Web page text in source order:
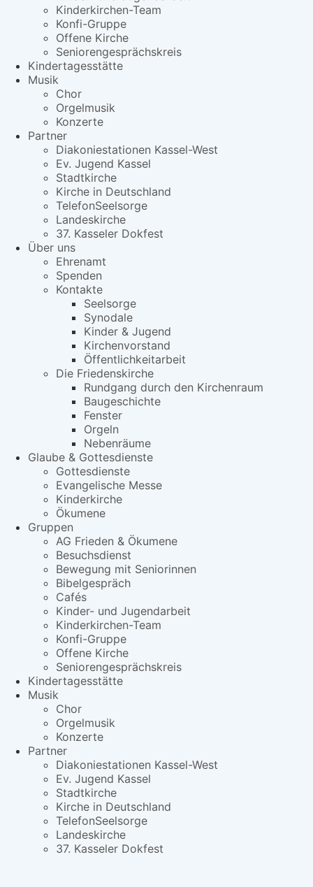
Kinderkirchen-Team
Konfi-Gruppe
Offene Kirche
Seniorengesprächskreis
Kindertagesstätte
Musik
Chor
Orgelmusik
Konzerte
Partner
Diakoniestationen Kassel-West
Ev. Jugend Kassel
Stadtkirche
Kirche in Deutschland
TelefonSeelsorge
Landeskirche
37. Kasseler Dokfest
Über uns
Ehrenamt
Spenden
Kontakte
Seelsorge
Synodale
Kinder & Jugend
Kirchenvorstand
Öffentlichkeitarbeit
Die Friedenskirche
Rundgang durch den Kirchenraum
Baugeschichte
Fenster
Orgeln
Nebenräume
Glaube & Gottesdienste
Gottesdienste
Evangelische Messe
Kinderkirche
Ökumene
Gruppen
AG Frieden & Ökumene
Besuchsdienst
Bewegung mit Seniorinnen
Bibelgespräch
Cafés
Kinder- und Jugendarbeit
Kinderkirchen-Team
Konfi-Gruppe
Offene Kirche
Seniorengesprächskreis
Kindertagesstätte
Musik
Chor
Orgelmusik
Konzerte
Partner
Diakoniestationen Kassel-West
Ev. Jugend Kassel
Stadtkirche
Kirche in Deutschland
TelefonSeelsorge
Landeskirche
37. Kasseler Dokfest